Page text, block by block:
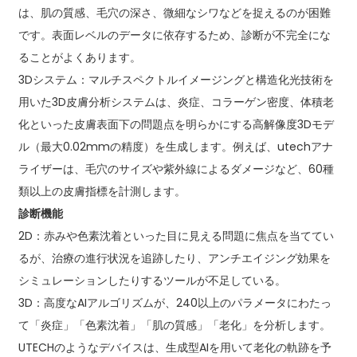
は、肌の質感、毛穴の深さ、微細なシワなどを捉えるのが困難
です。表面レベルのデータに依存するため、診断が不完全にな
ることがよくあります。
3Dシステム：マルチスペクトルイメージングと構造化光技術を
用いた3D皮膚分析システムは、炎症、コラーゲン密度、体積老
化といった皮膚表面下の問題点を明らかにする高解像度3Dモデ
ル（最大0.02mmの精度）を生成します。例えば、utechアナ
ライザーは、毛穴のサイズや紫外線によるダメージなど、60種
類以上の皮膚指標を計測します。
診断機能
2D：赤みや色素沈着といった目に見える問題に焦点を当ててい
るが、治療の進行状況を追跡したり、アンチエイジング効果を
シミュレーションしたりするツールが不足している。
3D：高度なAIアルゴリズムが、240以上のパラメータにわたっ
て「炎症」「色素沈着」「肌の質感」「老化」を分析します。
UTECHのようなデバイスは、生成型AIを用いて老化の軌跡を予